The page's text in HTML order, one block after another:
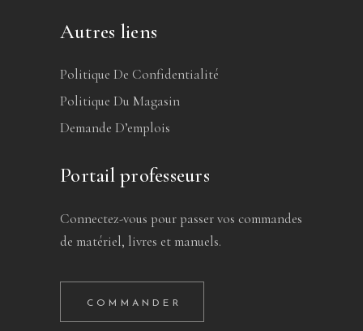
Autres liens
Politique De Confidentialité
Politique Du Magasin
Demande D’emplois
Portail professeurs
Connectez-vous pour passer vos commandes
de matériel, livres et manuels.
COMMANDER